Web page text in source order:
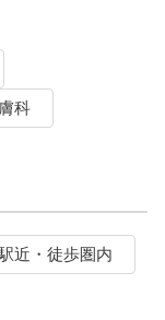
科
近・徒歩圏内